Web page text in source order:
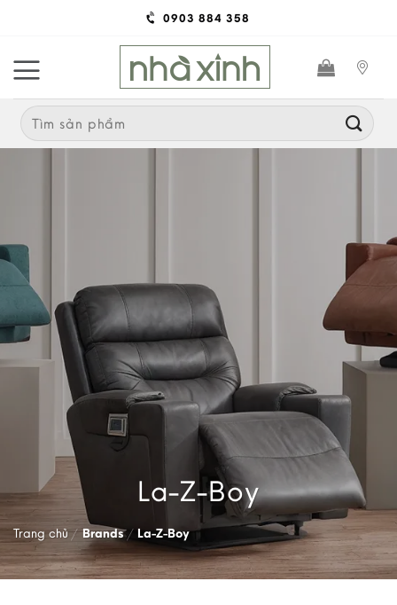
content
0903 884 358
Search
for:
La-Z-Boy
Trang chủ / Brands / La-Z-Boy